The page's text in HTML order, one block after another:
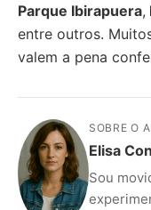
Parque Ibirapuera,
entre outros.
valem a pena
SOBRE O
Elisa
Sou